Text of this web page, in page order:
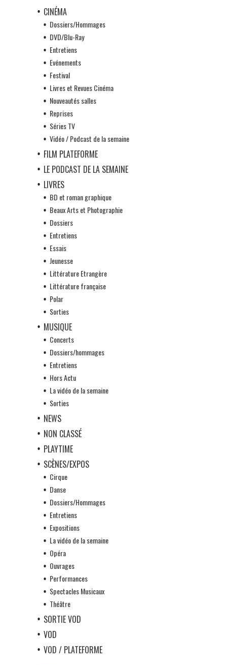
CINÉMA
Dossiers/Hommages
DVD/Blu-Ray
Entretiens
Evénements
Festival
Livres et Revues Cinéma
Nouveautés salles
Reprises
Séries TV
Vidéo / Podcast de la semaine
FILM PLATEFORME
LE PODCAST DE LA SEMAINE
LIVRES
BD et roman graphique
Beaux Arts et Photographie
Dossiers
Entretiens
Essais
Jeunesse
Littérature Etrangère
Littérature française
Polar
Sorties
MUSIQUE
Concerts
Dossiers/hommages
Entretiens
Hors Actu
La vidéo de la semaine
Sorties
NEWS
NON CLASSÉ
PLAYTIME
SCÈNES/EXPOS
Cirque
Danse
Dossiers/Hommages
Entretiens
Expositions
La vidéo de la semaine
Opéra
Ouvrages
Performances
Spectacles Musicaux
Théâtre
SORTIE VOD
VOD
VOD / PLATEFORME